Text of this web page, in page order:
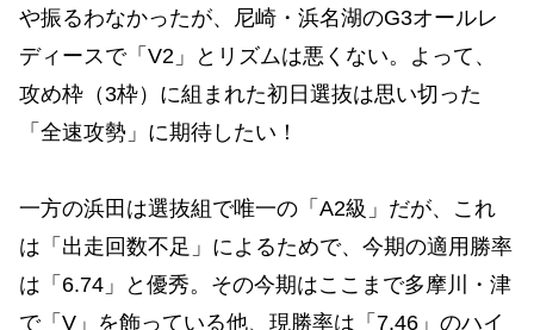
や振るわなかったが、尼崎・浜名湖のG3オールレ
ディースで「V2」とリズムは悪くない。よって、
攻め枠（3枠）に組まれた初日選抜は思い切った
「全速攻勢」に期待したい！
一方の浜田は選抜組で唯一の「A2級」だが、これ
は「出走回数不足」によるためで、今期の適用勝率
は「6.74」と優秀。その今期はここまで多摩川・津
で「V」を飾っている他、現勝率は「7.46」のハイ